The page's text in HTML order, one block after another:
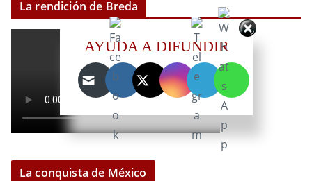
La rendición de Breda
La conquista de México
AYUDA A DIFUNDIR